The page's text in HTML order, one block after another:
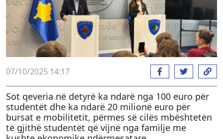
07/10/2025 14:17
Sot qeveria në detyrë ka ndarë nga 100 euro për
studentët dhe ka ndarë 20 milionë euro për
bursat e mobilitetit, përmes së cilës mbështetën
të gjithë studentët që vijnë nga familje me